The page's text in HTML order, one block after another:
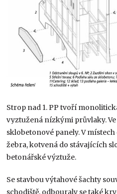
Strop nad 1. PP tvoří
vyztužená nízkými průvlaky.
sklobetonové panely. V
žebra, kotvená do stávajících
betonářské výztuže.
Se stavbou výtahové šachty
schodiště, odbouraly se také